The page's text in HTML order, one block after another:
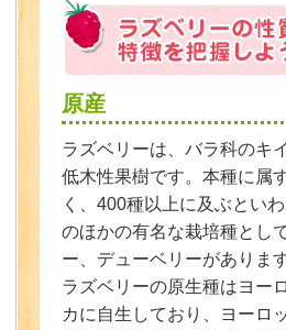
原産
ラズベリーは、バラ科のキ
低木性果樹です。本種に属
く、400種以上に及ぶとい
のほかの有名な栽培種とし
ー、デューベリーがあります
ラズベリーの原生種はヨー
カに自生しており、ヨーロ